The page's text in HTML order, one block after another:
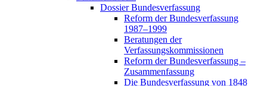
Dossier Bundesverfassung
Reform der Bundesverfassung
1987–1999
Beratungen der
Verfassungskommissionen
Reform der Bundesverfassung –
Zusammenfassung
Die Bundesverfassung von 1848